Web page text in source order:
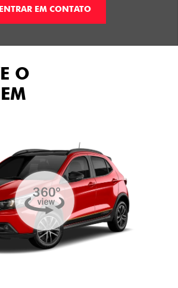
ENTRAR EM CONTATO
O